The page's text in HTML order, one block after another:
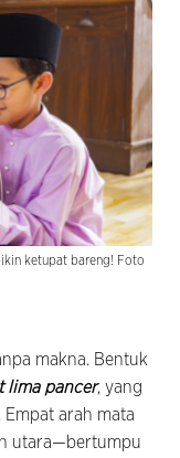
ketupat bareng! Foto
makna. Bentuk
lima pancer, yang
arah mata
utara—bertumpu